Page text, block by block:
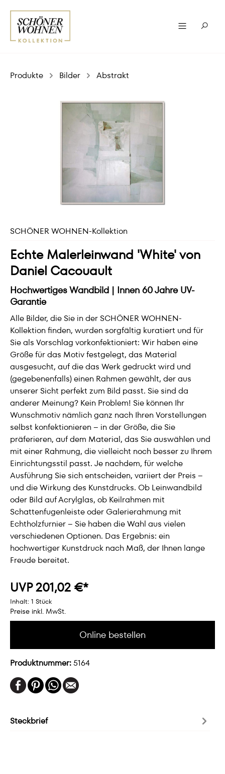
Produkte Bilder Abstrakt
SCHÖNER WOHNEN-Kollektion
Echte Malerleinwand 'White' von
Daniel Cacouault
Hochwertiges Wandbild | Innen 60 Jahre UV-
Garantie
Alle Bilder, die Sie in der SCHÖNER WOHNEN-
Kollektion finden, wurden sorgfältig kuratiert und für
Sie als Vorschlag vorkonfektioniert: Wir haben eine
Größe für das Motiv festgelegt, das Material
ausgesucht, auf die das Werk gedruckt wird und
(gegebenenfalls) einen Rahmen gewählt, der aus
unserer Sicht perfekt zum Bild passt. Sie sind da
anderer Meinung? Kein Problem! Sie können Ihr
Wunschmotiv nämlich ganz nach Ihren Vorstellungen
selbst konfektionieren – in der Größe, die Sie
präferieren, auf dem Material, das Sie auswählen und
mit einer Rahmung, die vielleicht noch besser zu Ihrem
Einrichtungsstil passt. Je nachdem, für welche
Ausführung Sie sich entscheiden, variiert der Preis –
und die Wirkung des Kunstdrucks. Ob Leinwandbild
oder Bild auf Acrylglas, ob Keilrahmen mit
Schattenfugenleiste oder Galerierahmung mit
Echtholzfurnier – Sie haben die Wahl aus vielen
verschiedenen Optionen. Das Ergebnis: ein
hochwertiger Kunstdruck nach Maß, der Ihnen lange
Freude bereitet.
UVP 201,02 €*
Inhalt: 1 Stück
Preise inkl. MwSt.
Online bestellen
Produktnummer:5164
Steckbrief